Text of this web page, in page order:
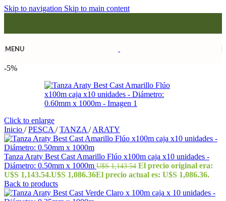
Skip to navigation Skip to main content
MENU
-5%
Click to enlarge
Inicio / PESCA / TANZA / ARATY
Tanza Araty Best Cast Amarillo Flúo x100m caja x10 unidades -
Diámetro: 0.50mm x 1000m U$S1,143.54 El precio original era:
U$S 1,143.54.U$S 1,086.36El precio actual es: U$S 1,086.36.
Back to products